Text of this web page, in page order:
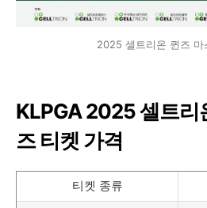
2025 셀트리온 퀸즈 마
KLPGA 2025 셀트리
즈 티켓 가격
티켓 종류